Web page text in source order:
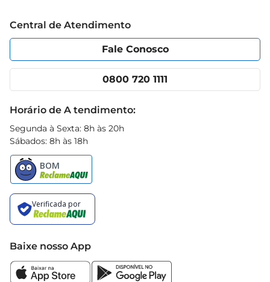
Política de Privacidade
Portal do fornecedor
Cencosud Media
Código de Ética
App Prezunic
Central de Atendimento
Fale Conosco
0800 720 1111
Horário de A tendimento:
Segunda à Sexta: 8h às 20h
Sábados: 8h às 18h
Baixe nosso App